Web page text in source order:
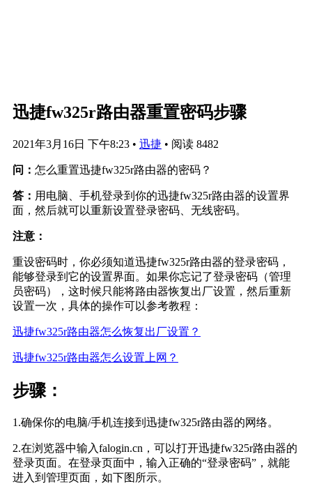
迅捷fw325r路由器重置密码步骤
2021年3月16日 下午8:23 • 迅捷 • 阅读 8482
问： 怎么重置迅捷fw325r路由器的密码？
答： 用电脑、手机登录到你的迅捷fw325r路由器的设置界
面，然后就可以重新设置登录密码、无线密码。
注意：
重设密码时，你必须知道迅捷fw325r路由器的登录密码，
能够登录到它的设置界面。如果你忘记了登录密码（管理
员密码），这时候只能将路由器恢复出厂设置，然后重新
设置一次，具体的操作可以参考教程：
迅捷fw325r路由器怎么恢复出厂设置？
迅捷fw325r路由器怎么设置上网？
步骤：
1.确保你的电脑/手机连接到迅捷fw325r路由器的网络。
2.在浏览器中输入falogin.cn，可以打开迅捷fw325r路由器的
登录页面。在登录页面中，输入正确的“登录密码”，就能
进入到管理页面，如下图所示。